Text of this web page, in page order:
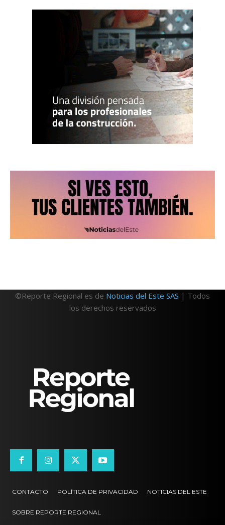
©Reporte Regional es de Noticias del Este SAS | Todos
los derechos reservados
CONTACTO POLÍTICA DE PRIVACIDAD NOTICIAS DEL ESTE
SOBRE REPORTE REGIONAL